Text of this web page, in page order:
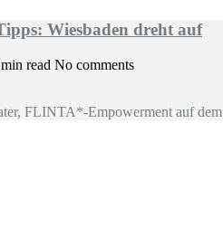
Wiesbaden dreht auf
read No comments
FLINTA*-Empowerment auf